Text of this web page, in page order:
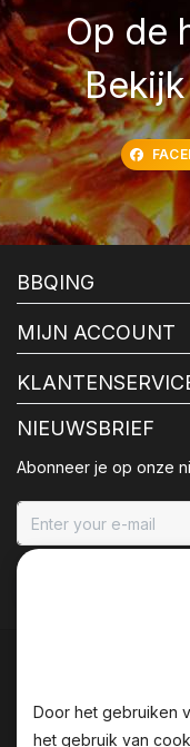
Op de
BBQING
MIJN ACCOUNT
NIEUWSBRIEF
Abonneer je op onze
Door het gebruiken
het gebruik van